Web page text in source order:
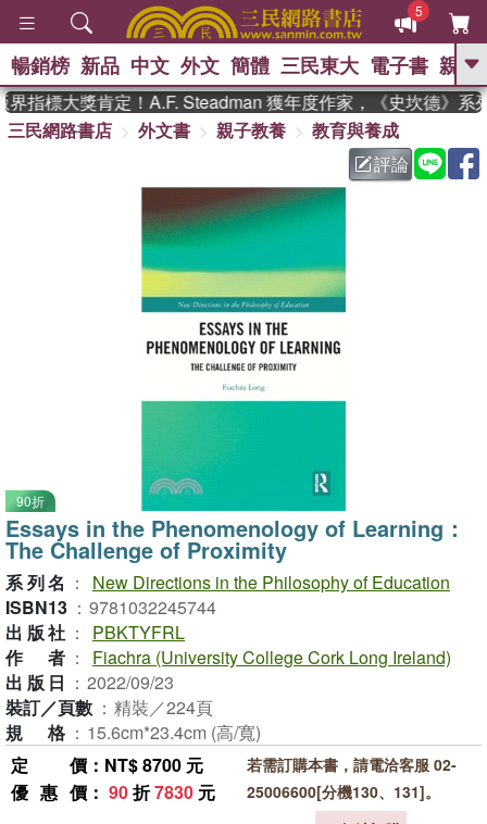
5
GO
熱搜： 東野圭吾 、 高希均教授回憶錄
父親節 、 如果歷
暑期推薦 、 國際布克
獎 臺灣漫遊錄 、 方念華
登輝時代 、 數學女孩：黎曼猜想
偉大的迷走神經
暢銷榜 新品 中文 外文 簡體 三民東大 電子書 親子
指標大獎肯定！A.F. Steadman 獲年度作家，《史坎德》系列
三民網路書店
外文書 親子教養
教育與養成
評論
90折
Essays in the Phenomenology of Learning：
The Challenge of Proximity
系列名 ：
New Directions in the Philosophy of Education
ISBN13 ： 9781032245744
出版社 ：
PBKTYFRL
作者 ：
Fiachra (University College Cork Long Ireland)
出版日 ： 2022/09/23
裝訂／頁數 ： 精裝／224頁
規格 ： 15.6cm*23.4cm (高/寬)
定價 ：NT$ 8700 元
優惠價 ： 90折7830 元
若需訂購本書，請電洽客服 02-
25006600[分機130、131]。